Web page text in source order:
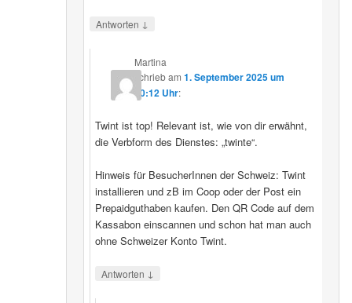
Antworten ↓
Martina
schriebam1. September 2025 um
20:12 Uhr:
Twint ist top! Relevant ist, wie von dir erwähnt,
die Verbform des Dienstes: „twinte“.
Hinweis für BesucherInnen der Schweiz: Twint
installieren und zB im Coop oder der Post ein
Prepaidguthaben kaufen. Den QR Code auf dem
Kassabon einscannen und schon hat man auch
ohne Schweizer Konto Twint.
Antworten ↓